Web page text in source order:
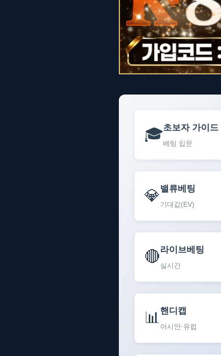
🎓초보자 가이드
베팅 입문
💎밸류베팅
기대값(EV)
🔴라이브베팅
실시간
📊 핸디캡
아시안·유럽